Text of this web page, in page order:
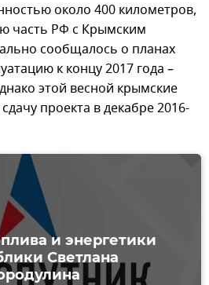
около 400 километров,
часть РФ с Крымским
сообщалось о планах
к концу 2017 года –
этой весной крымские
проекта в декабре 2016-
и энергетики
Светлана